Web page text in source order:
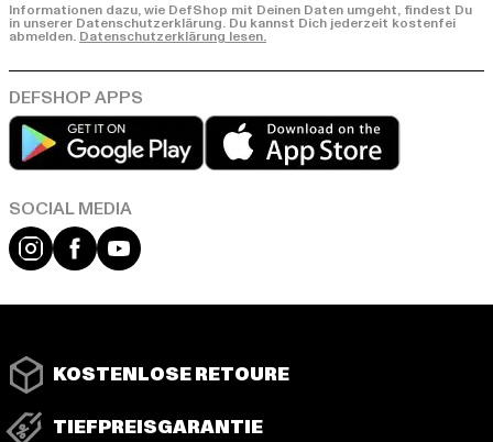
Informationen dazu, wie DefShop mit Deinen Daten umgeht, findest Du
in unserer Datenschutzerklärung. Du kannst Dich jederzeit kostenfei
abmelden. Datenschutzerklärung lesen.
Play market
App store
Instagram
FacebookYouTube
KOSTENLOSE RETOURE
TIEFPREISGARANTIE